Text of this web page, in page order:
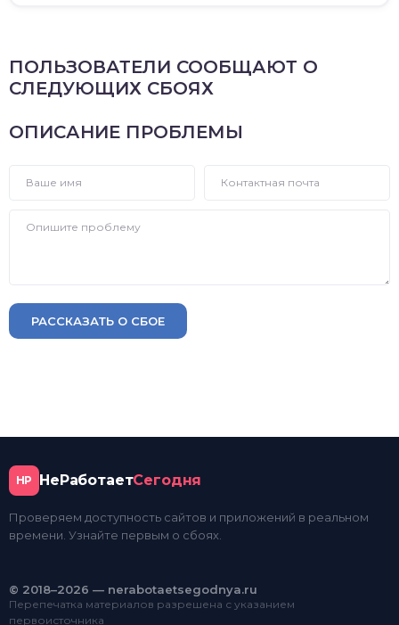
ПОЛЬЗОВАТЕЛИ СООБЩАЮТ О
СЛЕДУЮЩИХ СБОЯХ
ОПИСАНИЕ ПРОБЛЕМЫ
РАССКАЗАТЬ О СБОЕ
НР НеРаботаетСегодня
Проверяем доступность сайтов и приложений в реальном
времени. Узнайте первым о сбоях.
© 2018–2026 — nerabotaetsegodnya.ru
Перепечатка материалов разрешена с указанием
первоисточника